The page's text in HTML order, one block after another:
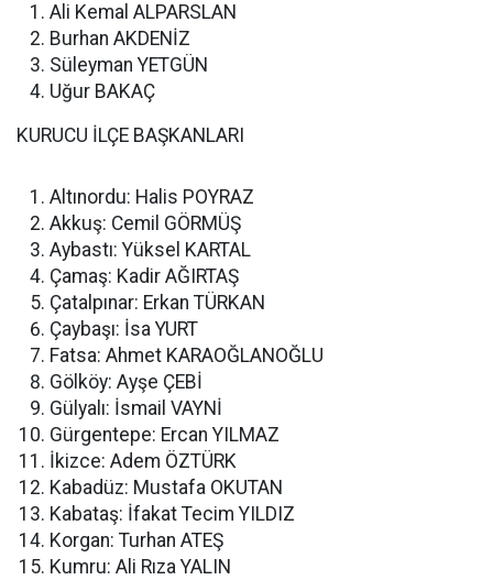
Ali Kemal ALPARSLAN
Burhan AKDENİZ
Süleyman YETGÜN
Uğur BAKAÇ
KURUCU İLÇE BAŞKANLARI
Altınordu: Halis POYRAZ
Akkuş: Cemil GÖRMÜŞ
Aybastı: Yüksel KARTAL
Çamaş: Kadir AĞIRTAŞ
Çatalpınar: Erkan TÜRKAN
Çaybaşı: İsa YURT
Fatsa: Ahmet KARAOĞLANOĞLU
Gölköy: Ayşe ÇEBİ
Gülyalı: İsmail VAYNİ
Gürgentepe: Ercan YILMAZ
İkizce: Adem ÖZTÜRK
Kabadüz: Mustafa OKUTAN
Kabataş: İfakat Tecim YILDIZ
Korgan: Turhan ATEŞ
Kumru: Ali Rıza YALIN